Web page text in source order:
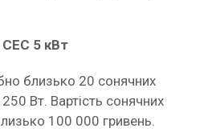
СЕС 5 кВт
близько 20 сонячних
Вт. Вартість сонячних
100 000 гривень.